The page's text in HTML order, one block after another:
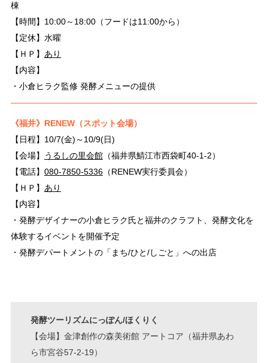
棟
【時間】10:00～18:00（フードは11:00から）
【定休】水曜
【ＨＰ】 あり
【内容】
・小倉ヒラク監修 発酵メニューの提供
《福井》RENEW（スポット会場）
【日程】10/7(金)～10/9(日)
【会場】
うるしの里会館（福井県鯖江市西袋町40-1-2）
【電話】 080-7850-5336（RENEW実行委員会）
【ＨＰ】 あり
【内容】
・発酵デザイナーの小倉ヒラク氏と福井のクラフト、発酵文化を
体験するイベントを開催予定
・発酵デパートメントの「まち/ひと/しごと」への出店
発酵ツーリズムにっぽん/ほくりく
【会場】金津創作の森美術館 アートコア（福井県あわ
ら市宮谷57-2-19）